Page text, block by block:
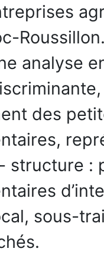
analyse
des
structure :
sous-